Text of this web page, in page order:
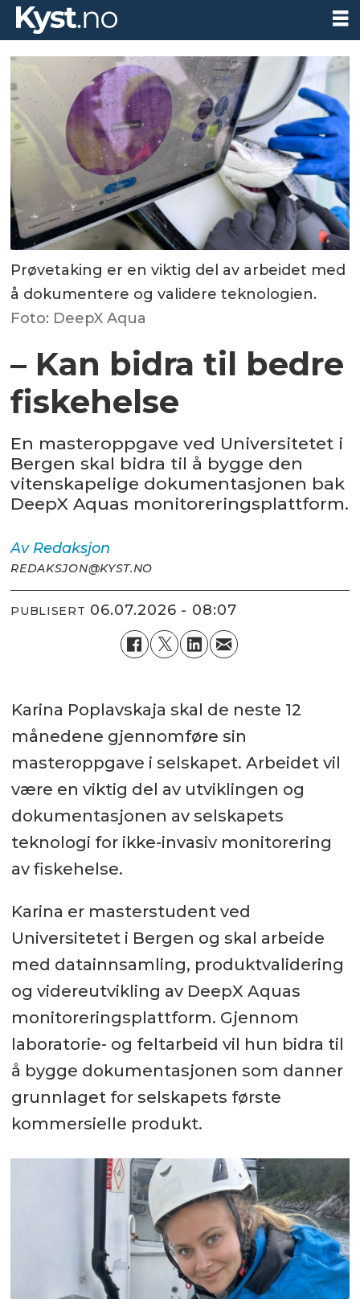
Prøvetaking er en viktig del av arbeidet med
å dokumentere og validere teknologien.
Foto: DeepX Aqua
– Kan bidra til bedre
fiskehelse
En masteroppgave ved Universitetet i
Bergen skal bidra til å bygge den
vitenskapelige dokumentasjonen bak
DeepX Aquas monitoreringsplattform.
Av Redaksjon
REDAKSJON@KYST.NO
PUBLISERT 06.07.2026 - 08:07
Karina Poplavskaja skal de neste 12
månedene gjennomføre sin
masteroppgave i selskapet. Arbeidet vil
være en viktig del av utviklingen og
dokumentasjonen av selskapets
teknologi for ikke-invasiv monitorering
av fiskehelse.
Karina er masterstudent ved
Universitetet i Bergen og skal arbeide
med datainnsamling, produktvalidering
og videreutvikling av DeepX Aquas
monitoreringsplattform. Gjennom
laboratorie- og feltarbeid vil hun bidra til
å bygge dokumentasjonen som danner
grunnlaget for selskapets første
kommersielle produkt.